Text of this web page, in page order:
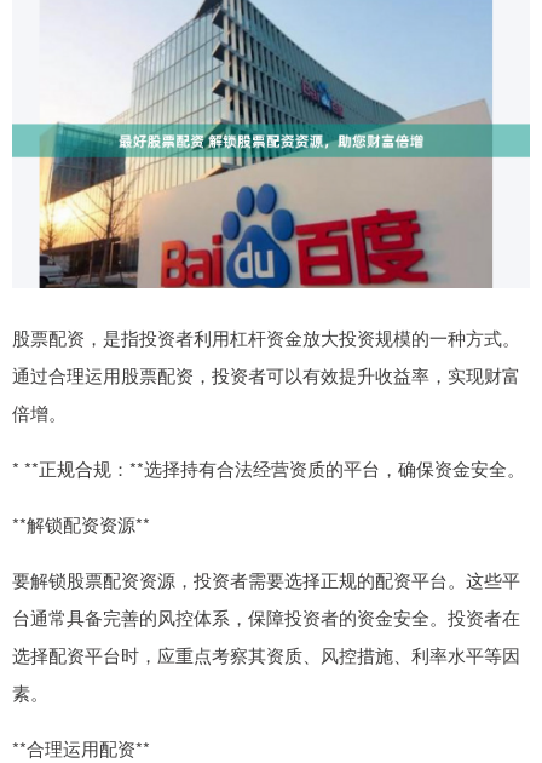
股票配资，是指投资者利用杠杆资金放大投资规模的一种方式。
通过合理运用股票配资，投资者可以有效提升收益率，实现财富
倍增。
* **正规合规：**选择持有合法经营资质的平台，确保资金安全。
**解锁配资资源**
要解锁股票配资资源，投资者需要选择正规的配资平台。这些平
台通常具备完善的风控体系，保障投资者的资金安全。投资者在
选择配资平台时，应重点考察其资质、风控措施、利率水平等因
素。
**合理运用配资**